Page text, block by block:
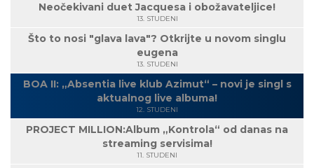
Neočekivani duet Jacquesa i obožavateljice!
13. STUDENI
Što to nosi "glava lava"? Otkrijte u novom singlu
eugena
13. STUDENI
BOA II: „Absentia live klub Azimut“ – novi je singl s
aktualnog live albuma!
12. STUDENI
PROJECT MILLION:Album „Kontrola“ od danas na
streaming servisima!
11. STUDENI